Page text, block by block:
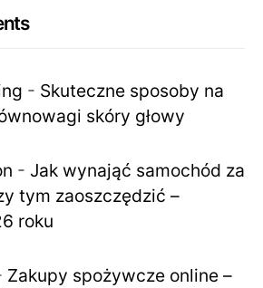
- Skuteczne sposoby na
skóry głowy
- Jak wynająć samochód za
tym zaoszczędzić –
roku
Zakupy spożywcze online –